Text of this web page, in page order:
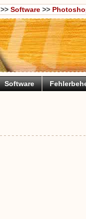
>> Software>>
Software